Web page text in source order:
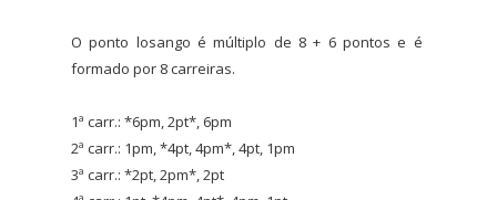
O ponto losango é múltiplo de 8 + 6 pontos e é
formado por 8 carreiras.
1ª carr.: *6pm, 2pt*, 6pm
2ª carr.: 1pm, *4pt, 4pm*, 4pt, 1pm
3ª carr.: *2pt, 2pm*, 2pt